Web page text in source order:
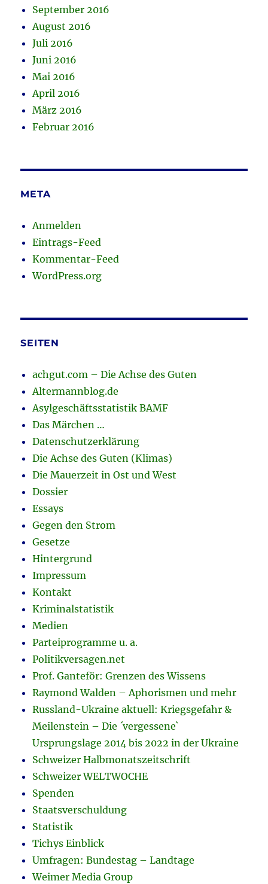
September 2016
August 2016
Juli 2016
Juni 2016
Mai 2016
April 2016
März 2016
Februar 2016
META
Anmelden
Eintrags-Feed
Kommentar-Feed
WordPress.org
SEITEN
achgut.com – Die Achse des Guten
Altermannblog.de
Asylgeschäftsstatistik BAMF
Das Märchen …
Datenschutzerklärung
Die Achse des Guten (Klimas)
Die Mauerzeit in Ost und West
Dossier
Essays
Gegen den Strom
Gesetze
Hintergrund
Impressum
Kontakt
Kriminalstatistik
Medien
Parteiprogramme u. a.
Politikversagen.net
Prof. Ganteför: Grenzen des Wissens
Raymond Walden – Aphorismen und mehr
Russland-Ukraine aktuell: Kriegsgefahr &
Meilenstein – Die ´vergessene`
Ursprungslage 2014 bis 2022 in der Ukraine
Schweizer Halbmonatszeitschrift
Schweizer WELTWOCHE
Spenden
Staatsverschuldung
Statistik
Tichys Einblick
Umfragen: Bundestag – Landtage
Weimer Media Group